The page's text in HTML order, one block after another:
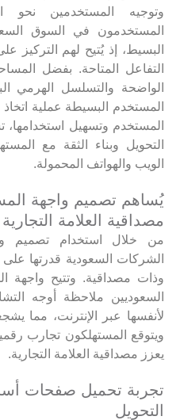
وتوجيه المستخدمين نحو
المستخدمون في السوق
البسيط، إذ يُتيح لهم التركيز
التفاعل المتاحة. بفضل
الواضحة والتسلسل الهرمي
المستخدم البسيطة عملية
المستخدم وتسهيل
التحويل وبناء الثقة مع
الويب والهواتف المحمولة.
يُساهم تصميم واجهة
مصداقية العلامة
من خلال استخدام تصميم
الشركات السعودية قدرتها
وذات مصداقية. وتتيح واجهة
السعوديين ملاحظة أوجه
لأنفسها عبر الإنترنت، مما
ويتوقع المستهلكون تجارب
يعزز مصداقية العلامة التجارية.
تجربة تحميل صفحات
التحويل